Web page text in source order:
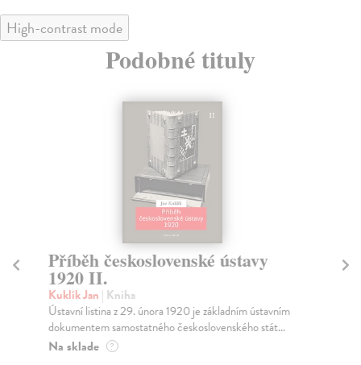
High-contrast mode
Podobné tituly
Příběh československé ústavy
1920 II.
Kuklík Jan | Kniha
Ústavní listina z 29. února 1920 je základním ústavním
dokumentem samostatného československého stát...
Na sklade ?